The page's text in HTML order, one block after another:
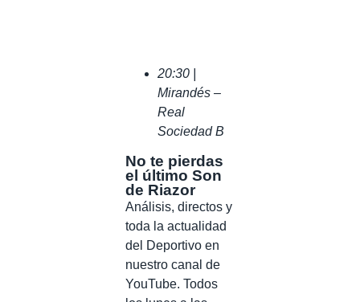
20:30 |
Mirandés –
Real
Sociedad B
No te pierdas
el último Son
de Riazor
Análisis, directos y
toda la actualidad
del Deportivo en
nuestro canal de
YouTube. Todos